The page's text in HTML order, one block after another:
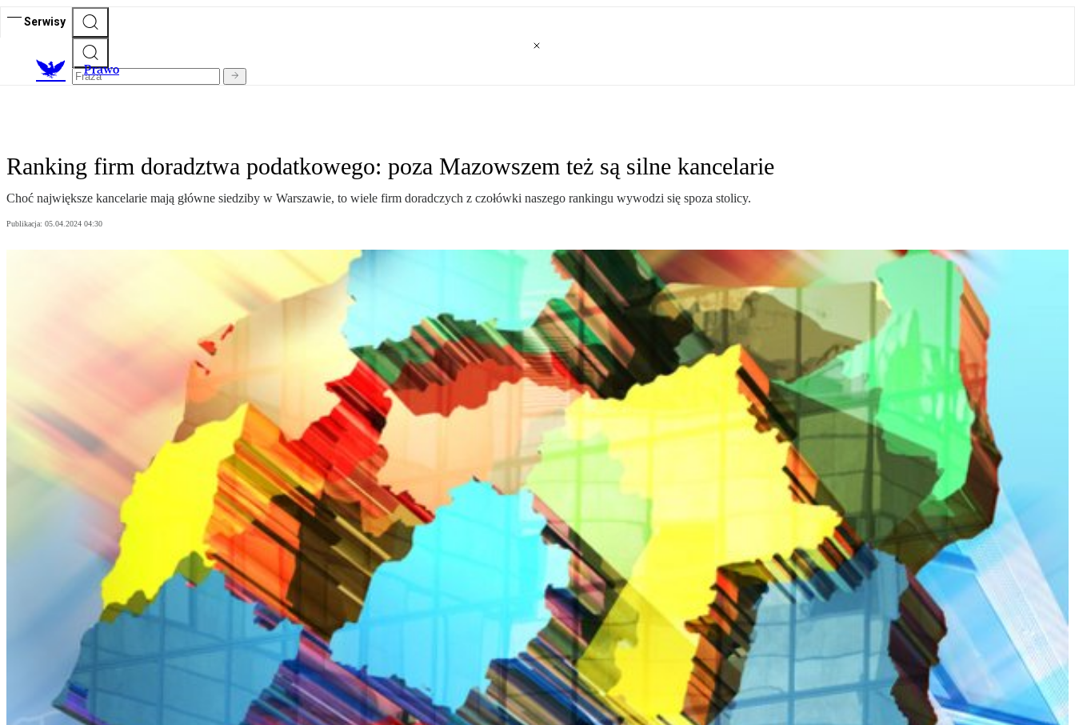
Serwisy
Prawo
Ranking firm doradztwa podatkowego: poza Mazowszem też są silne kancelarie
Choć największe kancelarie mają główne siedziby w Warszawie, to wiele firm doradczych z czołówki naszego rankingu wywodzi się spoza stolicy.
Publikacja: 05.04.2024 04:30